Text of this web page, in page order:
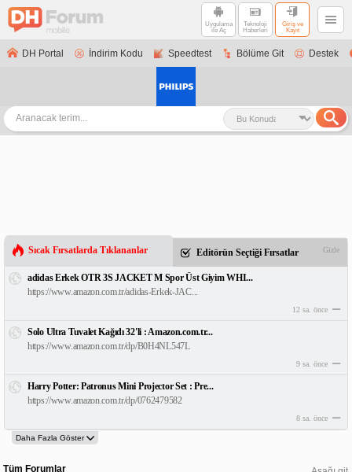
Uygulama
ile Aç
Teknoloji
Haberleri
Giriş ve
Kayıt
DH Portal İndirim Kodu Speedtest Bölüme Git Destek
Sıcak Fırsatlarda Tıklananlar Editörün Seçtiği Fırsatlar Gizle
adidas Erkek OTR 3S JACKET M Spor Üst Giyim WHI...
https://www.amazon.com.tr/adidas-Erkek-JAC...
12 sa. önce
Solo Ultra Tuvalet Kağıdı 32'li : Amazon.com.tr...
https://www.amazon.com.tr/dp/B0H4NL547L
9 sa. önce
Harry Potter: Patronus Mini Projector Set : Pre...
https://www.amazon.com.tr/dp/0762479582
8 sa. önce
Tüm Forumlar